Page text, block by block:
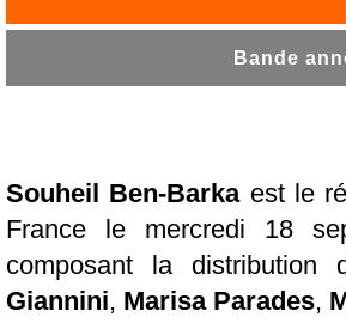
Bande
Souheil Ben-Barkaest le
France le mercredi 18
composant la
Giannini, Marisa Parades,